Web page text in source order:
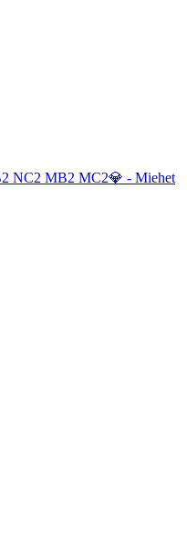
NC2 MB2 MC2💎 - Miehet